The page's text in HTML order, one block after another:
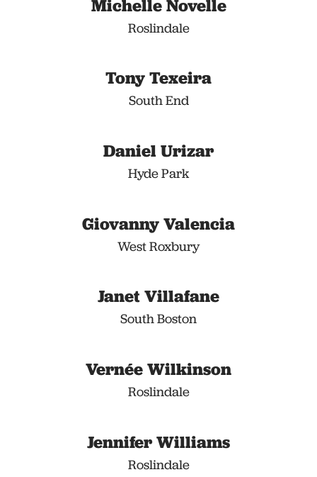
Michelle Novelle
Roslindale
Tony Texeira
South End
Daniel Urizar
Hyde Park
Giovanny Valencia
West Roxbury
Janet Villafane
South Boston
Vernée Wilkinson
Roslindale
Jennifer Williams
Roslindale